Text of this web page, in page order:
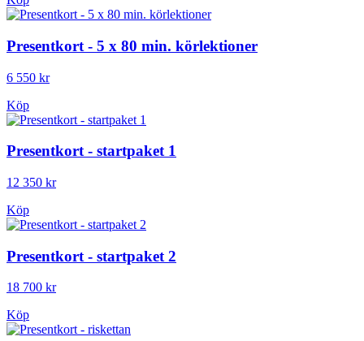
Presentkort - 5 x 80 min. körlektioner
6 550 kr
Köp
Presentkort - startpaket 1
12 350 kr
Köp
Presentkort - startpaket 2
18 700 kr
Köp